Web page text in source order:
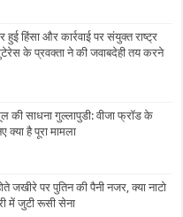
हुई हिंसा और कार्रवाई पर संयुक्त राष्ट्र
के प्रवक्ता ने की जवाबदेही तय करने
की साधना गुल्लापुडी: वीजा फ्रॉड के
क्या है पूरा मामला
जखीरे पर पुतिन की पैनी नजर, क्या नाटो
में जुटी रूसी सेना